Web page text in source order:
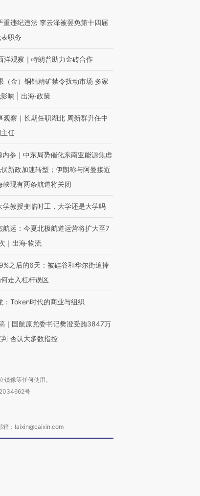
毒品
育部长拱下台
博
有意思的生活方式·第三对
住三大增长引擎是什么？
重违纪违法 李云泽被罢免第十四届
职务
洋观察｜特朗普助力金砖合作
（金）铜钴精矿禁令扰动市场 多家
响 | 出海·政策
观察｜长期任职湖北 周新群升任中
任
内参｜中东局势催化东南亚能源焦虑
新政加速转型；伊朗称与阿曼接近
峡现有两条航道将关闭
学教授变临时工，大学还是大学吗
航运：今夏北极航道运营将扩大至7
｜出海·物流
之后的6天：被硅谷和华尔街追捧
走入杠杆误区
：Token时代的商业与组织
｜国航原党委书记樊澄受贿3847万
否认大多数指控
像等任何使用。
号
：laixin@caixin.com